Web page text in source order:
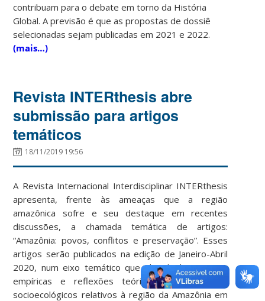
contribuam para o debate em torno da História
Global. A previsão é que as propostas de dossiê
selecionadas sejam publicadas em 2021 e 2022.
(mais…)
Revista INTERthesis abre
submissão para artigos
temáticos
18/11/2019 19:56
A Revista Internacional Interdisciplinar INTERthesis
apresenta, frente às ameaças que a região
amazônica sofre e seu destaque em recentes
discussões, a chamada temática de artigos:
“Amazônia: povos, conflitos e preservação”. Esses
artigos serão publicados na edição de Janeiro-Abril
2020, num eixo temático que abordará pesquisas
empíricas e reflexões teóricas de fenômenos
socioecológicos relativos à região da Amazônia em